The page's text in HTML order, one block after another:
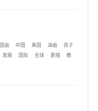
国画 中国 美国 油画
孩子
发展 国际 全球 素描
教